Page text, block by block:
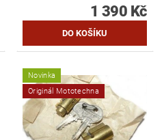
1 390 Kč
Novinka
Originál Mototechna